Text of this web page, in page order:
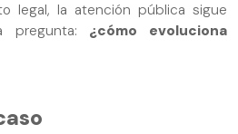
legal, la atención pública sigue
pregunta: ¿cómo evoluciona